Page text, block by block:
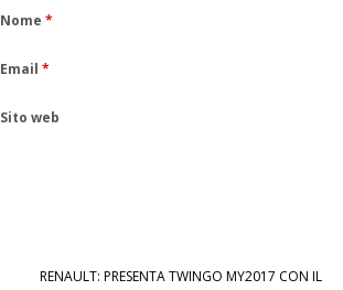
Nome *
Email *
Sito web
RENAULT: PRESENTA TWINGO MY2017 CON IL